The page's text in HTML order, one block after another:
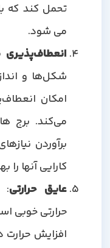
تحمل کند که
می شود.
انعطاف‌پذیری
شکل‌ها و
امکان
می‌کند. برج های
برآوردن
کارایی آنها را بهینه
عایق حرارتی:
حرارتی خوبی است
افزایش حرارت